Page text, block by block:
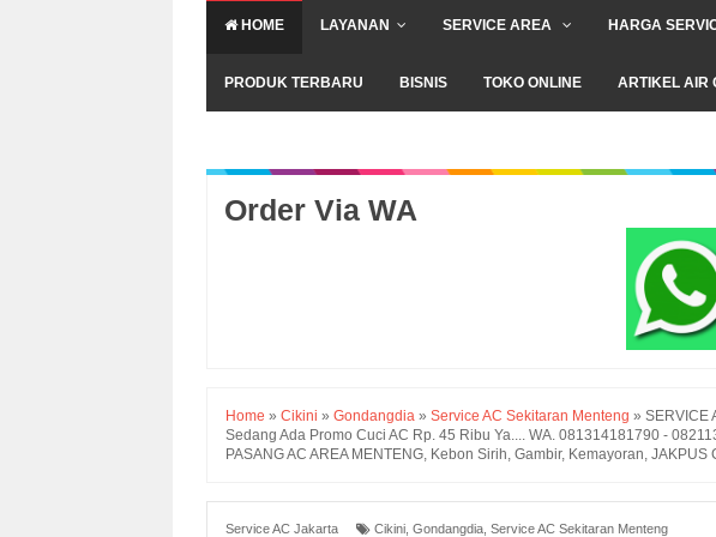
HOME LAYANAN SERVICE AREA HARGA
PRODUK TERBARU BISNIS TOKO ONLINE ARTIKEL AIR
Order Via WA
Home » Cikini » Gondangdia » Service AC Sekitaran Menteng » SERVICE
Sedang Ada Promo Cuci AC Rp. 45 Ribu Ya.... WA. 081314181790 -
PASANG AC AREA MENTENG, Kebon Sirih, Gambir, Kemayoran, JAKPUS
Service AC Jakarta Cikini Gondangdia Service AC Sekitaran Menteng